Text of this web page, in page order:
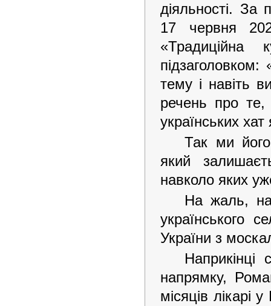
діяльності. За
17 червня
«Традиційна
тему і навіть
речень про те,
українських
Так ми
який
навколо яких
На жаль,
українського
України з
напрямку,
місяців лікарі